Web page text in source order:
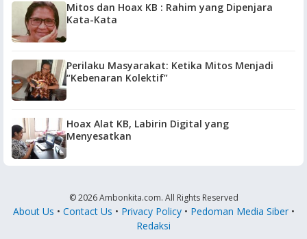
Mitos dan Hoax KB : Rahim yang Dipenjara
Kata-Kata
Perilaku Masyarakat: Ketika Mitos Menjadi
“Kebenaran Kolektif”
Hoax Alat KB, Labirin Digital yang
Menyesatkan
© 2026 Ambonkita.com. All Rights Reserved
About Us • Contact Us • Privacy Policy• Pedoman Media Siber•
Redaksi